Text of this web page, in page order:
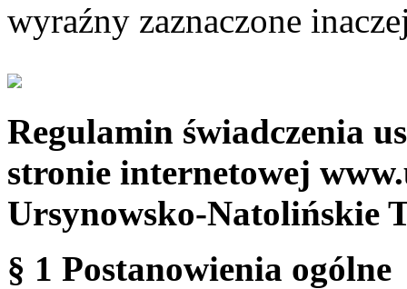
wyraźny zaznaczone
Regulamin świadczenia
stronie internetowej
Ursynowsko-Natolińskie
§ 1 Postanowienia ogólne